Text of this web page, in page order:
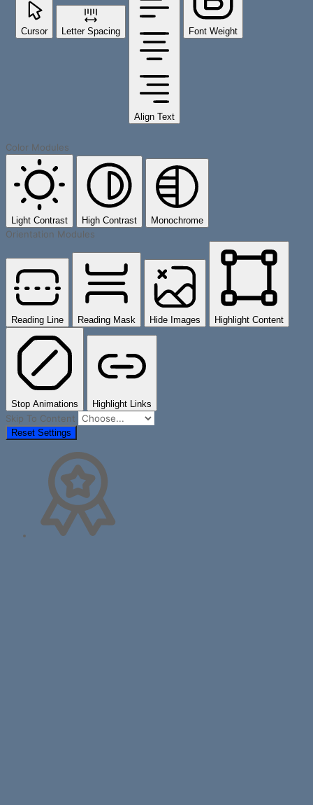
Cursor Letter Spacing
Align Text
Font Weight
Color Modules
Light Contrast High Contrast Monochrome
Orientation Modules
Reading Line Reading Mask Hide Images Highlight Content
Stop Animations Highlight Links
Skip To Content
Reset Settings